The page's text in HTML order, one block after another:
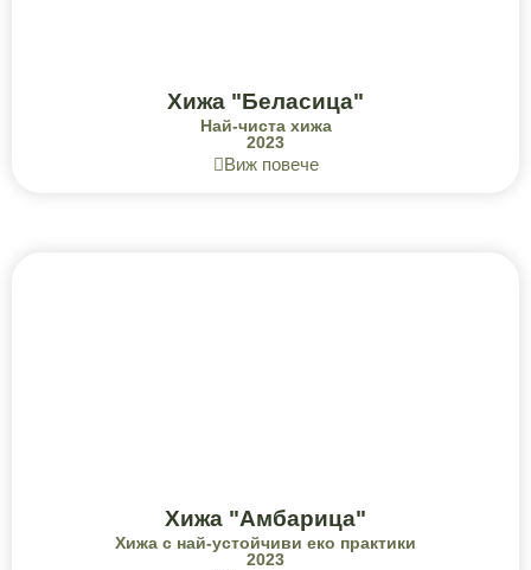
Хижа "Беласица"
Най-чиста хижа
2023
Виж повече
Хижа "Амбарица"
Хижа с най-устойчиви еко практики
2023